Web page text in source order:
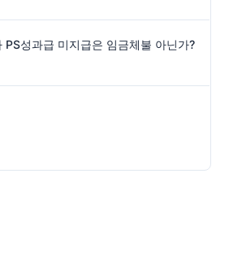
PS성과급 미지급은 임금체불 아닌가?